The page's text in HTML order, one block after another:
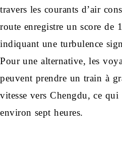
travers les courants d’air
route enregistre un score de
indiquant une turbulence
Pour une alternative, les
peuvent prendre un train à
vitesse vers Chengdu, ce qui
environ sept heures.